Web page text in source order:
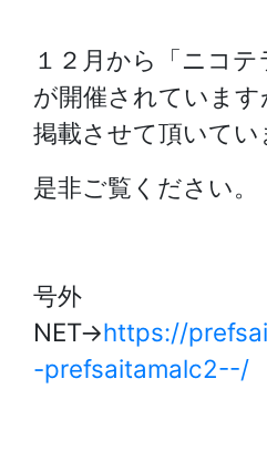
１２月から「ニコテ
が開催されていま
掲載させて頂いてい
是非ご覧ください。
号外
NET→https://
-prefsaitamalc2--/